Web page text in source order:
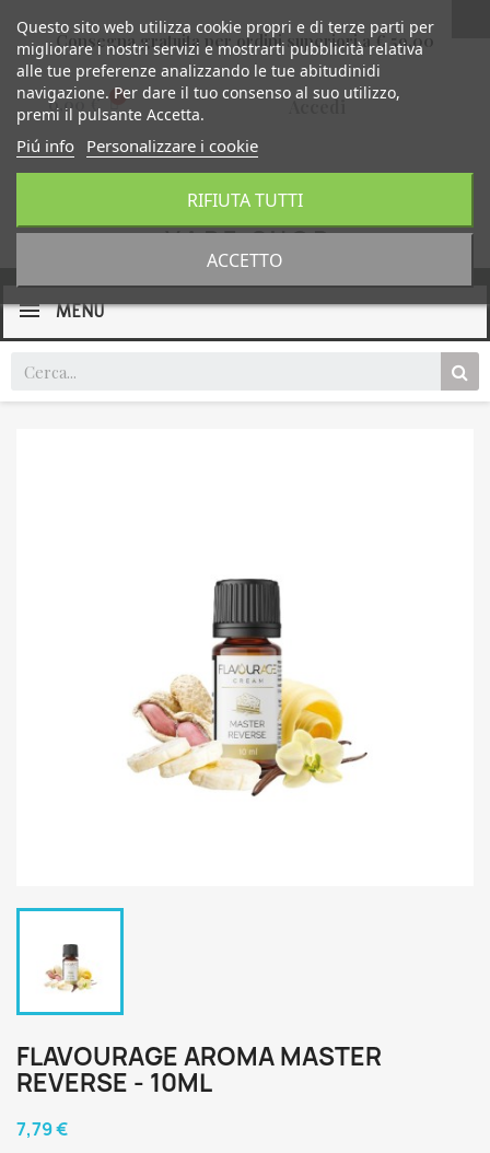
Consegna gratuita per ordini superiori a € 59,00
0,00 €
MENU
FLAVOURAGE AROMA MASTER
REVERSE - 10ML
7,79 €
Questo sito web utilizza cookie propri e di terze parti per
migliorare i nostri servizi e mostrarti pubblicità relativa
alle tue preferenze analizzando le tue abitudinidi
navigazione. Per dare il tuo consenso al suo utilizzo,
premi il pulsante Accetta.
Piú info Personalizzare i cookie
RIFIUTA TUTTI
ACCETTO